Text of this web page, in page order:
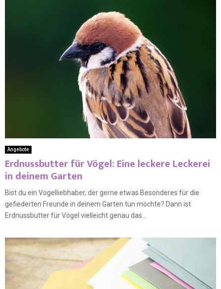
Angebote
Erdnussbutter für Vögel: Eine leckere Leckerei
in deinem Garten
Bist du ein Vogelliebhaber, der gerne etwas Besonderes für die
gefiederten Freunde in deinem Garten tun möchte? Dann ist
Erdnussbutter für Vögel vielleicht genau das...